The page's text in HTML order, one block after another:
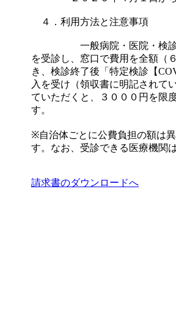
４．利用方法と注意事項
一般病院・医院・検診機関
を受診し、窓口で費用を全額（
き、検診終了後「特定検診【
入を受け（領収書に明記されて
ていただくと、３０００円を限
す。
※自治体ごとに公費負担の額は
す。なお、受診できる医療機関
請求書のダウンロードへ